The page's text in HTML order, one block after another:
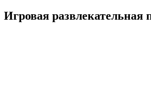
Игровая развлекательная